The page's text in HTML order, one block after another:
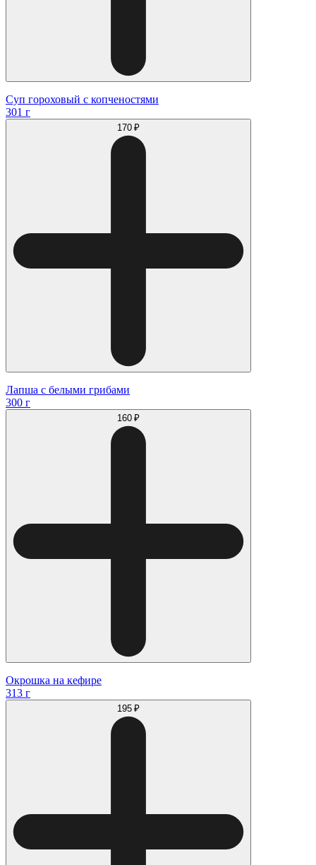
Суп гороховый с копченостями
301 г
170 ₽
Лапша с белыми грибами
300 г
160 ₽
Окрошка на кефире
313 г
195 ₽